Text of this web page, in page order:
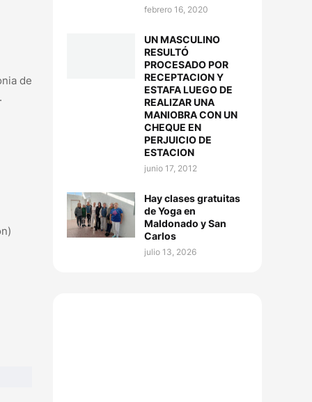
de
febrero 16, 2020
UN MASCULINO
RESULTÓ
PROCESADO POR
RECEPTACION Y
ESTAFA LUEGO DE
REALIZAR UNA
MANIOBRA CON UN
CHEQUE EN
PERJUICIO DE
ESTACION
junio 17, 2012
Hay clases gratuitas
de Yoga en
Maldonado y San
Carlos
julio 13, 2026